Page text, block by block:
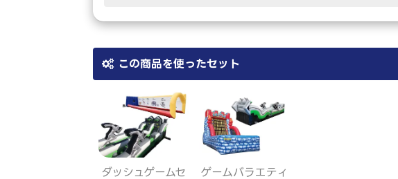
この商品を使ったセット
ダッシュゲームセ
ゲームバラエティ